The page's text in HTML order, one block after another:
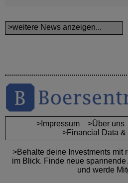
>weitere News anzeigen...
>Impressum >Über uns
>Financial Data &
>Behalte deine Investments mit
im Blick. Finde neue
und werde